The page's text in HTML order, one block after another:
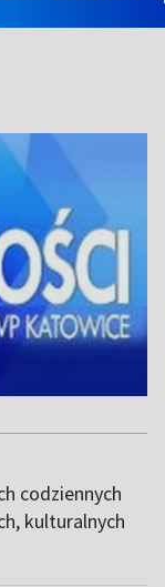
codziennych
kulturalnych